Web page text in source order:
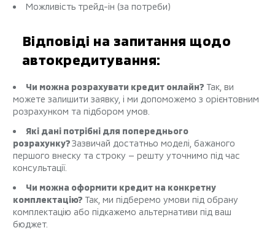
Можливість трейд-ін (за потреби)
Відповіді на запитання щодо
автокредитування:
Чи можна розрахувати кредит онлайн? Так, ви
можете залишити заявку, і ми допоможемо з орієнтовним
розрахунком та підбором умов.
Які дані потрібні для попереднього
розрахунку?Зазвичай достатньо моделі, бажаного
першого внеску та строку — решту уточнимо під час
консультації.
Чи можна оформити кредит на конкретну
комплектацію? Так, ми підберемо умови під обрану
комплектацію або підкажемо альтернативи під ваш
бюджет.